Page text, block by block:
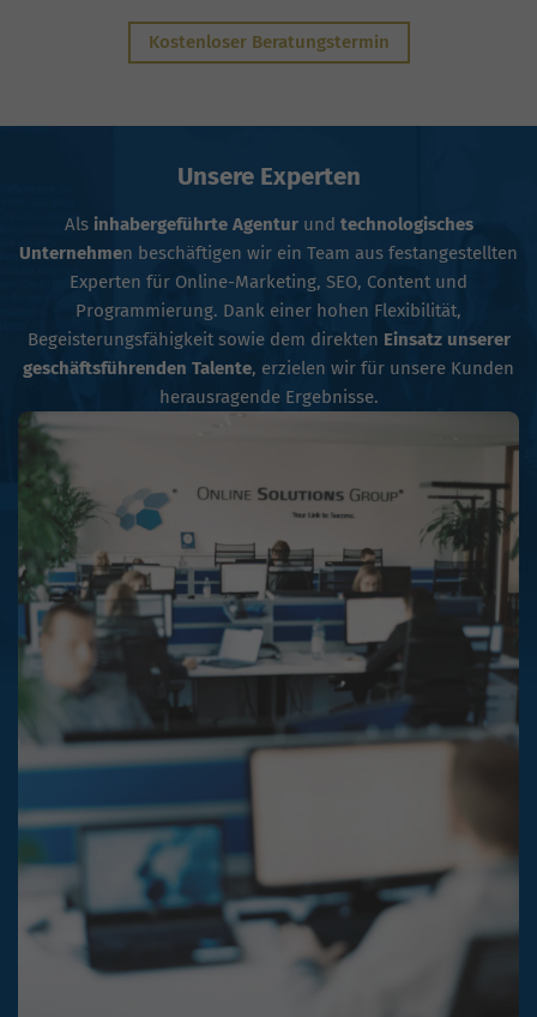
Kostenloser Beratungstermin
Unsere Experten
Alsinhabergeführte Agenturund technologisches
Unternehmen beschäftigen wir ein Team aus festangestellten
Experten für Online-Marketing, SEO, Content und
Programmierung. Dank einer hohen Flexibilität,
Begeisterungsfähigkeit sowie dem direkten Einsatz unserer
geschäftsführenden Talente, erzielen wir für unsere Kunden
herausragende Ergebnisse.